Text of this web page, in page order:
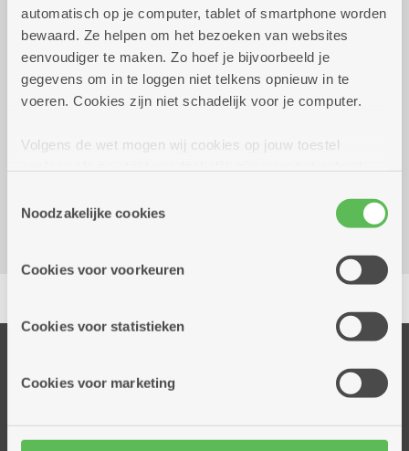
automatisch op je computer, tablet of smartphone worden
bewaard. Ze helpen om het bezoeken van websites
eenvoudiger te maken. Zo hoef je bijvoorbeeld je
gegevens om in te loggen niet telkens opnieuw in te
voeren. Cookies zijn niet schadelijk voor je computer.
Volgens de wet mogen wij cookies op jouw toestel
cookies hebben we jouw toestemming nodig. Sommige
cookies worden geplaatst door derde partijen die een
informatie over jouw (geanonimiseerd) gebruik van onze
partners kunnen deze gegevens combineren met andere
Noodzakelijke cookies
Cookies voor voorkeuren
Cookies voor statistieken
Cookies voor marketing
woensdag 7 oktober
2026
14.00 uur tot 17.00
uur
6 euro per kaart/ heel de middag speelplezier
Reserveer vervoer
Dienstencentrum De Brem
2170 Merksem
Thuisdiensten
Assistentiewoningen